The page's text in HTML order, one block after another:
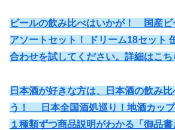
ビールの飲み比べはいかが！ 国産ビ
アソートセット！ ドリーム18セット
合わせを試してください。詳細はこち
日本酒が好きな方は、日本酒の飲み
う！ 日本全国酒処巡り！地酒カッ
１種類ずつ商品説明がわかる「御品